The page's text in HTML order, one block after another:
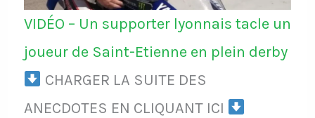
VIDÉO – Un supporter lyonnais tacle un
joueur de Saint-Etienne en plein derby
CHARGER LA SUITE DES
ANECDOTES EN CLIQUANT ICI